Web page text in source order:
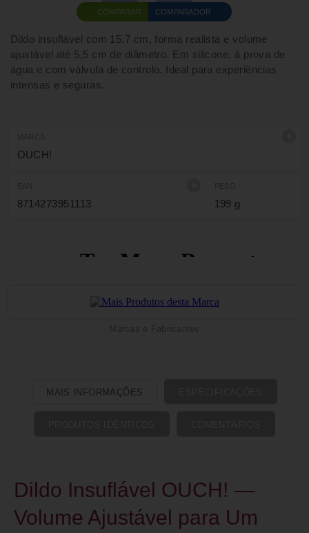
COMPARAR COMPARADOR
Dildo insuflável com 15,7 cm, forma realista e volume
ajustável até 5,5 cm de diâmetro. Em silicone, à prova de
água e com válvula de controlo. Ideal para experiências
intensas e seguras.
OUCH!
8714273951113 199 g
MAIS INFORMAÇÕES
Dildo Insuflável OUCH! —
Volume Ajustável para Um